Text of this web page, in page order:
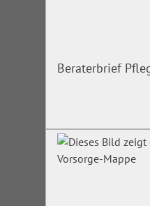
Beraterbrief